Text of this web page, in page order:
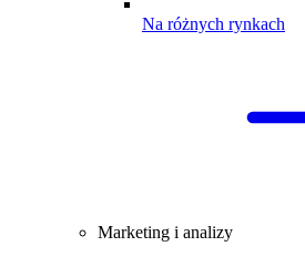
Na różnych rynkach
Marketing i analizy